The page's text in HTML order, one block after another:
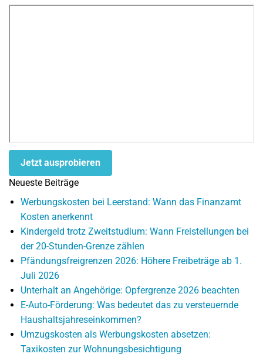
Jetzt ausprobieren
Neueste Beiträge
Werbungskosten bei Leerstand: Wann das Finanzamt
Kosten anerkennt
Kindergeld trotz Zweitstudium: Wann Freistellungen bei
der 20-Stunden-Grenze zählen
Pfändungsfreigrenzen 2026: Höhere Freibeträge ab 1.
Juli 2026
Unterhalt an Angehörige: Opfergrenze 2026 beachten
E-Auto-Förderung: Was bedeutet das zu versteuernde
Haushaltsjahreseinkommen?
Umzugskosten als Werbungskosten absetzen:
Taxikosten zur Wohnungsbesichtigung